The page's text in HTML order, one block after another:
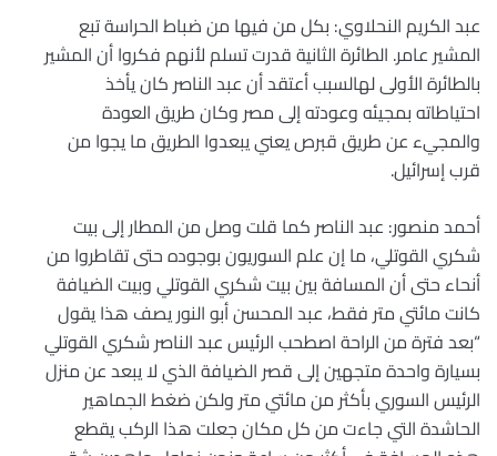
عبد الكريم النحلاوي: بكل من فيها من ضباط الحراسة تبع
المشير عامر. الطائرة الثانية قدرت تسلم لأنهم فكروا أن المشير
بالطائرة الأولى لهالسبب أعتقد أن عبد الناصر كان يأخذ
احتياطاته بمجيئه وعودته إلى مصر وكان طريق العودة
والمجيء عن طريق قبرص يعني يبعدوا الطريق ما يجوا من
قرب إسرائيل.
أحمد منصور: عبد الناصر كما قلت وصل من المطار إلى بيت
شكري القوتلي، ما إن علم السوريون بوجوده حتى تقاطروا من
أنحاء حتى أن المسافة بين بيت شكري القوتلي وبيت الضيافة
كانت مائتي متر فقط، عبد المحسن أبو النور يصف هذا يقول
“بعد فترة من الراحة اصطحب الرئيس عبد الناصر شكري القوتلي
بسيارة واحدة متجهين إلى قصر الضيافة الذي لا يبعد عن منزل
الرئيس السوري بأكثر من مائتي متر ولكن ضغط الجماهير
الحاشدة التي جاءت من كل مكان جعلت هذا الركب يقطع